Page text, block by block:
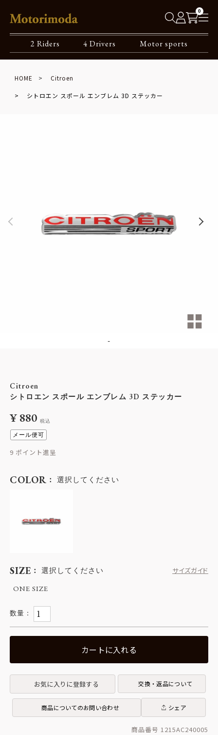
0
2 Riders 4 Drivers Motor sports
HOME Citroen
シトロエン スポール エンブレム 3D ステッカー
-
Citroen
シトロエン スポール エンブレム 3D ステッカー
¥880 税込
メール便可
9
SIZE 選択してください
サイズガイド
ONE SIZE
COLOR 選択してください
カートに入れる
お気に入りに登録する 交換・返品について
商品についてのお問い合わせ シェア
商品番号 1215AC240005